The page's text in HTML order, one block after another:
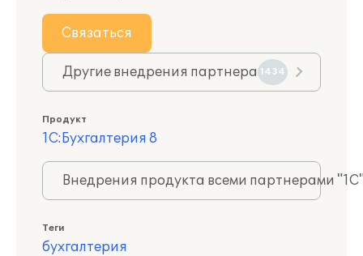
Связаться
Другие внедрения партнера 1434
Продукт
1С:Бухгалтерия 8
Внедрения продукта всеми партнерами
Теги
бухгалтерия